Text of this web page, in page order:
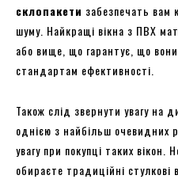
склопакети забезпечать вам
шуму. Найкращі вікна з ПВХ
або вище, що гарантує, що
стандартам ефективності.
Також слід звернути увагу на
однією з найбільш очевидних
увагу при покупці таких вікон.
обираєте традиційні стулкові